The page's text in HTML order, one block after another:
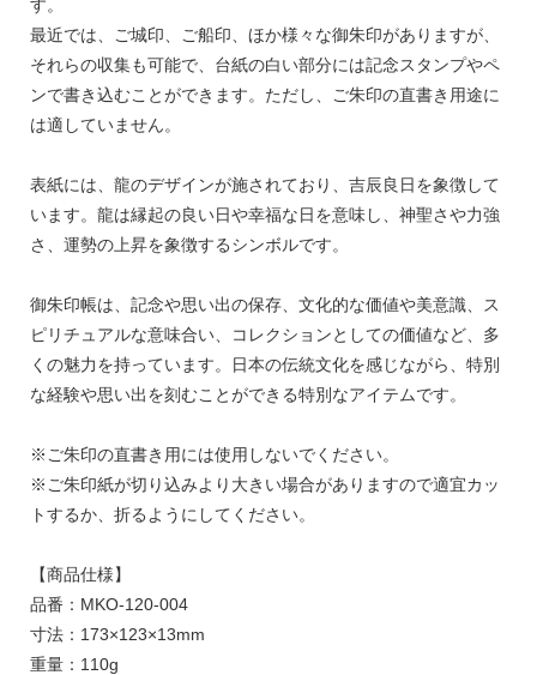
す。
最近では、ご城印、ご船印、ほか様々な御朱印がありますが、
それらの収集も可能で、台紙の白い部分には記念スタンプやペ
ンで書き込むことができます。ただし、ご朱印の直書き用途に
は適していません。
表紙には、龍のデザインが施されており、吉辰良日を象徴して
います。龍は縁起の良い日や幸福な日を意味し、神聖さや力強
さ、運勢の上昇を象徴するシンボルです。
御朱印帳は、記念や思い出の保存、文化的な価値や美意識、ス
ピリチュアルな意味合い、コレクションとしての価値など、多
くの魅力を持っています。日本の伝統文化を感じながら、特別
な経験や思い出を刻むことができる特別なアイテムです。
※ご朱印の直書き用には使用しないでください。
※ご朱印紙が切り込みより大きい場合がありますので適宜カッ
トするか、折るようにしてください。
【商品仕様】
品番：MKO-120-004
寸法：173×123×13mm
重量：110g